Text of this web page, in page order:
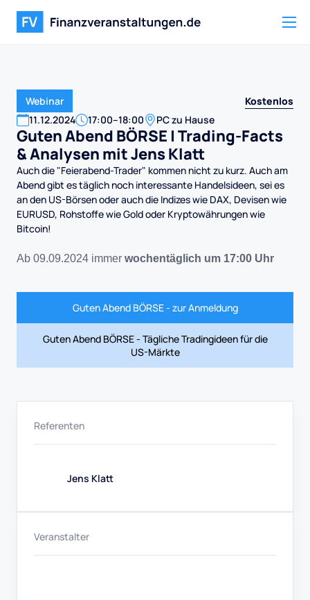
Webinar
Kostenlos
11.12.2024 17:00–18:00 PC zu Hause
Guten Abend BÖRSE | Trading-Facts
& Analysen mit Jens Klatt
Auch die "Feierabend-Trader" kommen nicht zu kurz. Auch am
Abend gibt es täglich noch interessante Handelsideen, sei es
an den US-Börsen oder auch die Indizes wie DAX, Devisen wie
EURUSD, Rohstoffe wie Gold oder Kryptowährungen wie
Bitcoin!
Ab 09.09.2024 immer wochentäglich um 17:00 Uhr
Guten Abend BÖRSE - zur Anmeldung
Guten Abend BÖRSE - Tägliche Tradingideen für die
US-Märkte
Referenten
Jens Klatt
Veranstalter